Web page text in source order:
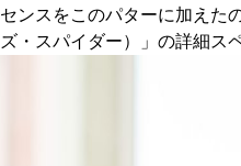
センスをこのパターに加えた
ズ・スパイダー）」の詳細ス